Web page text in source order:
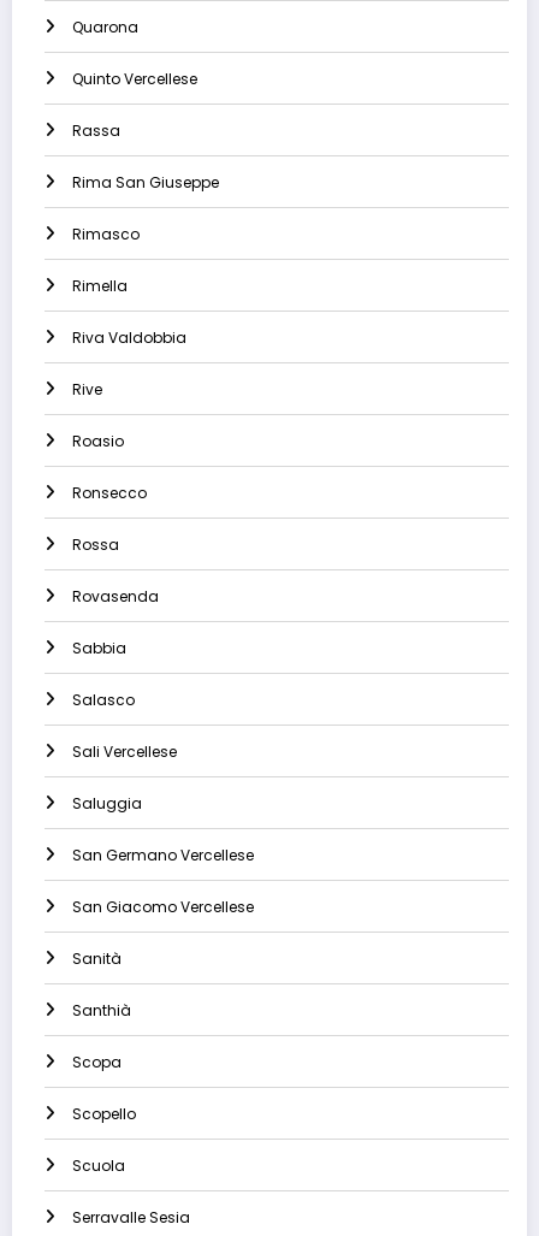
Quarona
Quinto Vercellese
Rassa
Rima San Giuseppe
Rimasco
Rimella
Riva Valdobbia
Rive
Roasio
Ronsecco
Rossa
Rovasenda
Sabbia
Salasco
Sali Vercellese
Saluggia
San Germano Vercellese
San Giacomo Vercellese
Sanità
Santhià
Scopa
Scopello
Scuola
Serravalle Sesia